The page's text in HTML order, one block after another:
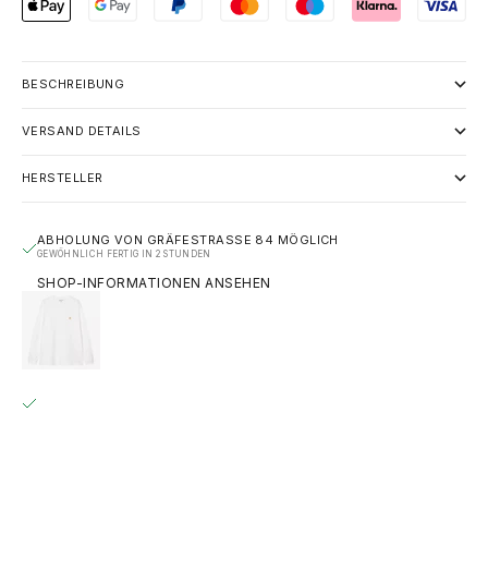
BESCHREIBUNG
VERSAND DETAILS
HERSTELLER
ABHOLUNG VON GRÄFESTRASSE 84 MÖGLICH
GEWÖHNLICH FERTIG IN 2 STUNDEN
SHOP-INFORMATIONEN ANSEHEN